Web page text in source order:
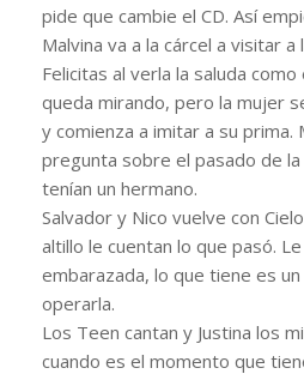
pide que cambie el CD. Así
Malvina va a la cárcel a visitar a
Felicitas al verla la saluda como
queda mirando, pero la mujer
y comienza a imitar a su prima.
pregunta sobre el pasado de
tenían un hermano.
Salvador y Nico vuelve con
altillo le cuentan lo que pasó.
embarazada, lo que tiene es
operarla.
Los Teen cantan y Justina los
cuando es el momento que